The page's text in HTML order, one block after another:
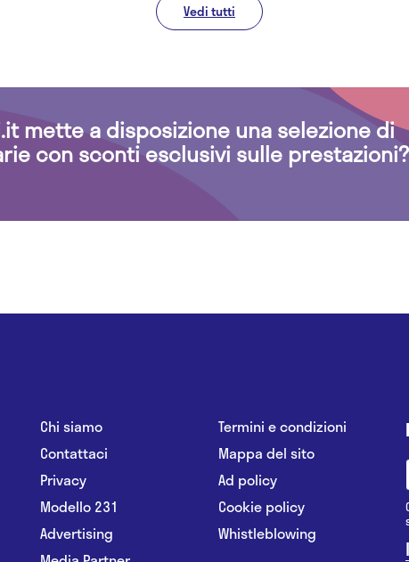
Vedi tutti
mette a disposizione una selezione di
con sconti esclusivi sulle prestazioni?
Chi siamo
Contattaci
Privacy
Modello 231
Advertising
Termini e condizioni
Mappa del sito
Ad policy
Cookie policy
Whistleblowing